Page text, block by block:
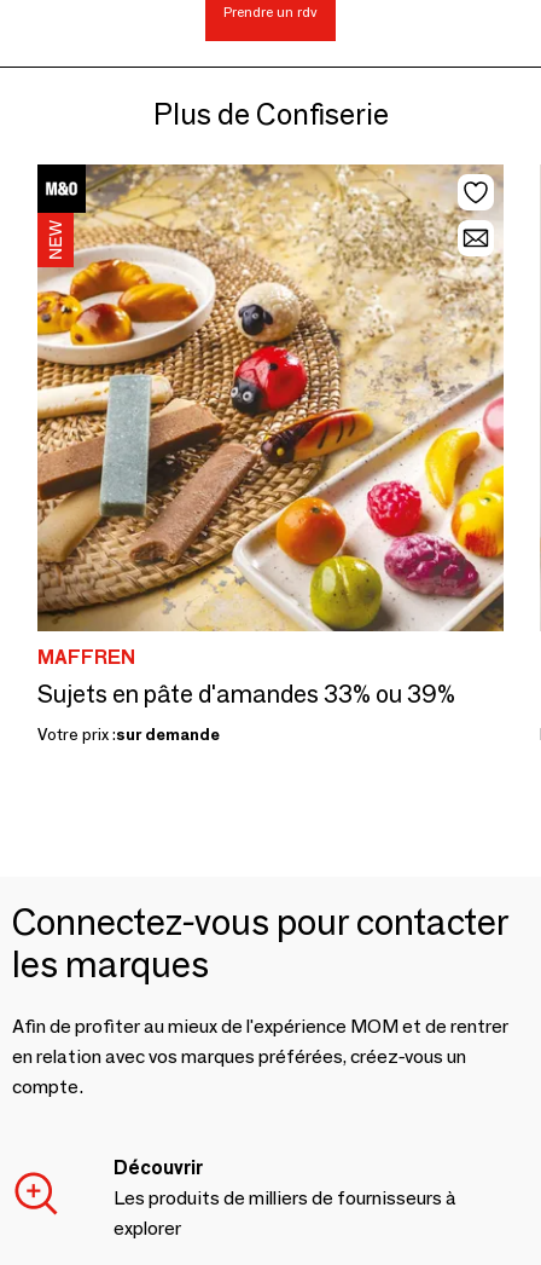
Prendre un rdv
Plus de Confiserie
MAFFREN
Sujets en pâte d'amandes 33% ou 39%
Votre prix :sur demande
Connectez-vous pour contacter
les marques
Afin de profiter au mieux de l'expérience MOM et de rentrer
en relation avec vos marques préférées, créez-vous un
compte.
Découvrir
Les produits de milliers de fournisseurs à
explorer